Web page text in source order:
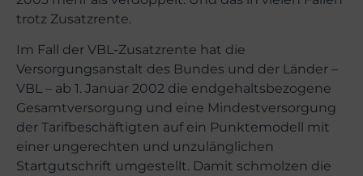
trotz Zusatzrente.
Im Fall der VBL-Zusatzrente hat die
Versorgungsanstalt des Bundes und der Länder –
VBL – ab 1. Januar 2002 die endgehaltsbezogene
Gesamtversorgung und eine Mindestversorgung
der Tarifbeschäftigten auf ein Punktemodell mit
einer ungerechten und unzulänglichen
Startgutschrift umgestellt. Damit schmolzen die